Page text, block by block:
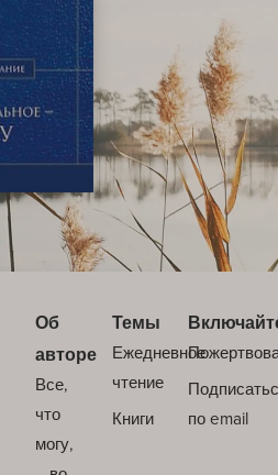
Об
авторе
Все,
что
могу,
Темы
Ежедневное
чтение
Книги
по email